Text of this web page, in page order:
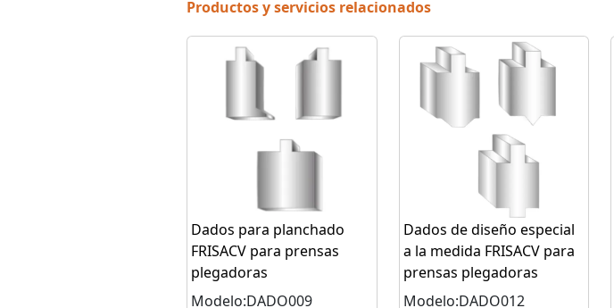
Productos y servicios relacionados
Dados para planchado
FRISACV para prensas
plegadoras
Modelo:DADO009
Dados de diseño especial
a la medida FRISACV para
prensas plegadoras
Modelo:DADO012